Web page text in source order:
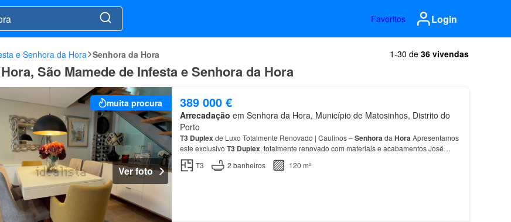
Favoritos Login
e Senhora da Hora Senhora da Hora 1-30 de 36 vivendas
São Mamede de Infesta e Senhora da Hora
muita procura
Ver foto
389 000 €
Arrecadação em Senhora da Hora, Município de Matosinhos, Distrito do
Porto
T3 Duplexde Luxo Totalmente Renovado | Caulinos –Senhorada HoraApresentamos
este exclusivo T3 Duplex, totalmente renovado com materiais e acabamentos José
Pulido Valente, numa das zonas mais prestigiadas da
T3 2 banheiros 120 m²